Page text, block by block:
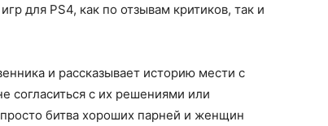
для PS4, как по отзывам критиков, так и
и рассказывает историю мести с
согласиться с их решениями или
битва хороших парней и женщин